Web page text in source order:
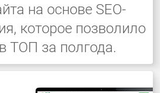
на основе SEO-
которое позволило
ТОП за полгода.